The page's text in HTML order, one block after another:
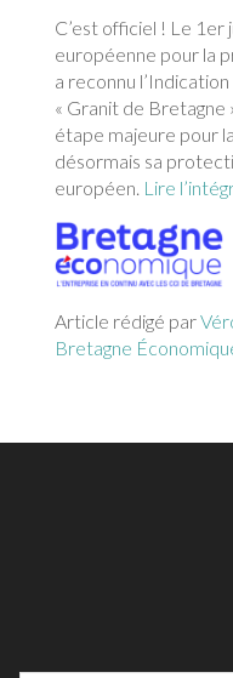
C’est officiel ! Le 1er
européenne pour la
a reconnu
« Granit de Bretagne
étape majeure pour
désormais sa
européen. Lire
Article rédigé par
Bretagne